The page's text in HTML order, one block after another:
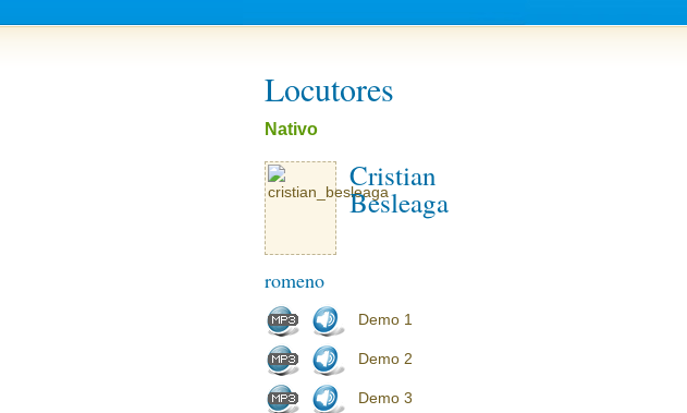
Locutores
Nativo
Cristian
Besleaga
romeno
Demo 1
Demo 2
Demo 3